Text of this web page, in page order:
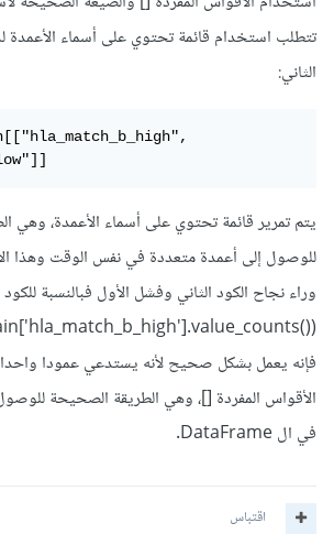
تتطلب استخدام قائمة تحتوي على أسماء الأعمدة
الثاني:
يتم تمرير قائمة تحتوي على أسماء الأعمدة، وهي
للوصول إلى أعمدة متعددة في نفس الوقت وهذا
وراء نجاح الكود الثاني وفشل الأول فبالنسبة
فإنه يعمل بشكل صحيح لأنه يستدعي عمودا
الأقواس المفردة []، وهي الطريقة الصحيحة
في ال DataFrame.
اقتباس